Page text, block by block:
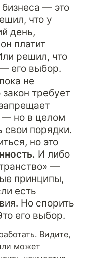
— это
что у
день,
платит
решил, что
его выбор.
не
требует
— но в целом
свои порядки.
И либо
—
принципы,
есть
Но спорить
его выбор.
Видите,
может